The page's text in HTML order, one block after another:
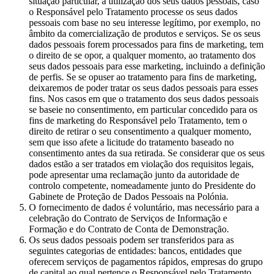
o Responsável pelo Tratamento processe os seus dados
pessoais com base no seu interesse legítimo, por exemplo, no
âmbito da comercialização de produtos e serviços. Se os seus
dados pessoais forem processados para fins de marketing, tem
o direito de se opor, a qualquer momento, ao tratamento dos
seus dados pessoais para esse marketing, incluindo a definição
de perfis. Se se opuser ao tratamento para fins de marketing,
deixaremos de poder tratar os seus dados pessoais para esses
fins. Nos casos em que o tratamento dos seus dados pessoais
se baseie no consentimento, em particular concedido para os
fins de marketing do Responsável pelo Tratamento, tem o
direito de retirar o seu consentimento a qualquer momento,
sem que isso afete a licitude do tratamento baseado no
consentimento antes da sua retirada. Se considerar que os seus
dados estão a ser tratados em violação dos requisitos legais,
pode apresentar uma reclamação junto da autoridade de
controlo competente, nomeadamente junto do Presidente do
Gabinete de Proteção de Dados Pessoais na Polónia.
O fornecimento de dados é voluntário, mas necessário para a
celebração do Contrato de Serviços de Informação e
Formação e do Contrato de Conta de Demonstração.
Os seus dados pessoais podem ser transferidos para as
seguintes categorias de entidades: bancos, entidades que
oferecem serviços de pagamentos rápidos, empresas do grupo